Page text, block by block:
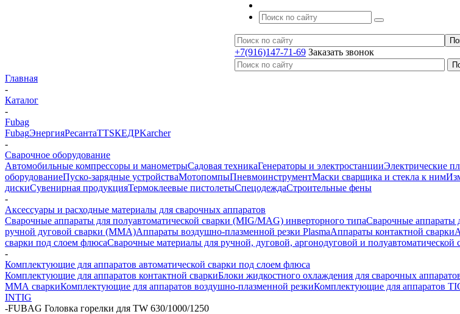
+7(916)147-71-69 Заказать звонок
Главная
-
Каталог
-
Fubag
FubagЭнергияРесантаTTSКЕДРKarcher
-
Сварочное оборудование
Автомобильные компрессоры и манометрыСадовая техникаГенераторы и электростанцииЭлектрические
оборудованиеПуско-зарядные устройстваМотопомпыПневмоинструментМаски сварщика и стекла к ним
дискиСувенирная продукцияТермоклеевые пистолетыСпецодеждаСтроительные фены
-
Аксессуары и расходные материалы для сварочных аппаратов
Сварочные аппараты для полуавтоматической сварки (MIG/MAG) инверторного типаСварочные аппараты
ручной дуговой сварки (MMA)Аппараты воздушно-плазменной резки PlasmaАппараты контактной сварки
сварки под слоем флюсаСварочные материалы для ручной, дуговой, аргонодуговой и полуавтоматической
-
Комплектующие для аппаратов автоматической сварки под слоем флюса
Комплектующие для аппаратов контактной сваркиБлоки жидкостного охлаждения для сварочных
ММА сваркиКомплектующие для аппаратов воздушно-плазменной резкиКомплектующие для аппаратов
INTIG
-FUBAG Головка горелки для TW 630/1000/1250